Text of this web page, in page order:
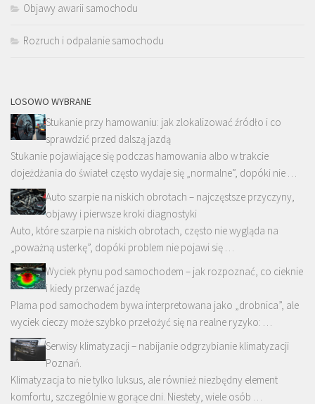
Objawy awarii samochodu
Rozruch i odpalanie samochodu
LOSOWO WYBRANE
Stukanie przy hamowaniu: jak zlokalizować źródło i co
sprawdzić przed dalszą jazdą
Stukanie pojawiające się podczas hamowania albo w trakcie
dojeżdżania do świateł często wydaje się „normalne”, dopóki nie …
Auto szarpie na niskich obrotach – najczęstsze przyczyny,
objawy i pierwsze kroki diagnostyki
Auto, które szarpie na niskich obrotach, często nie wygląda na
„poważną usterkę”, dopóki problem nie pojawi się …
Wyciek płynu pod samochodem – jak rozpoznać, co cieknie
i kiedy przerwać jazdę
Plama pod samochodem bywa interpretowana jako „drobnica”, ale
wyciek cieczy może szybko przełożyć się na realne ryzyko: …
Serwisy klimatyzacji – nabijanie odgrzybianie klimatyzacji
Poznań.
Klimatyzacja to nie tylko luksus, ale również niezbędny element
komfortu, szczególnie w gorące dni. Niestety, wiele osób …